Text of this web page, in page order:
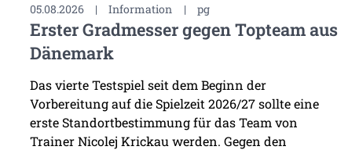
05.08.2026 | Information | pg
Erster Gradmesser gegen Topteam aus
Dänemark
Das vierte Testspiel seit dem Beginn der
Vorbereitung auf die Spielzeit 2026/27 sollte eine
erste Standortbestimmung für das Team von
Trainer Nicolej Krickau werden. Gegen den